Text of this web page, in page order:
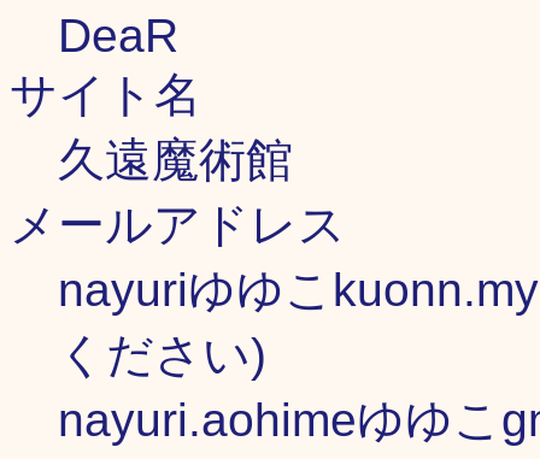
DeaR
サイト名
久遠魔術館
メールアドレス
nayuriゆゆこ
ください)
nayuri.aohimeゆゆこ